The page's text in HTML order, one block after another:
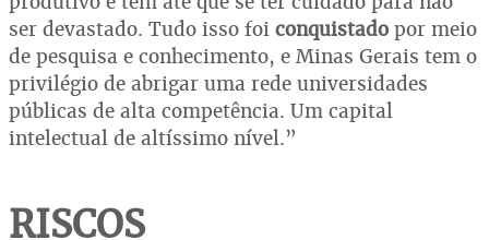
ser devastado. Tudo isso foi conquistado por meio
de pesquisa e conhecimento, e Minas Gerais tem o
privilégio de abrigar uma rede universidades
públicas de alta competência. Um capital
intelectual de altíssimo nível.”
RISCOS